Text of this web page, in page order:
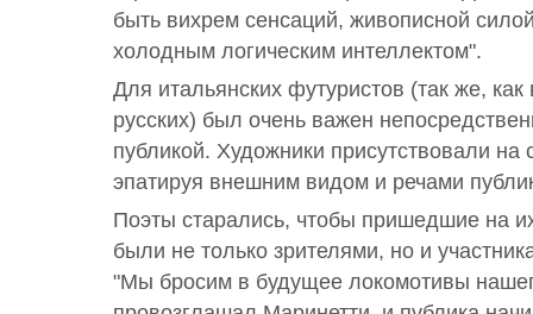
быть вихрем сенсаций, живописной
холодным логическим интеллектом".
Для итальянских футуристов (так же,
русских) был очень важен
публикой. Художники присутствовали на
эпатируя внешним видом и речами
Поэты старались, чтобы пришедшие на
были не только зрителями, но и
"Мы бросим в будущее локомотивы